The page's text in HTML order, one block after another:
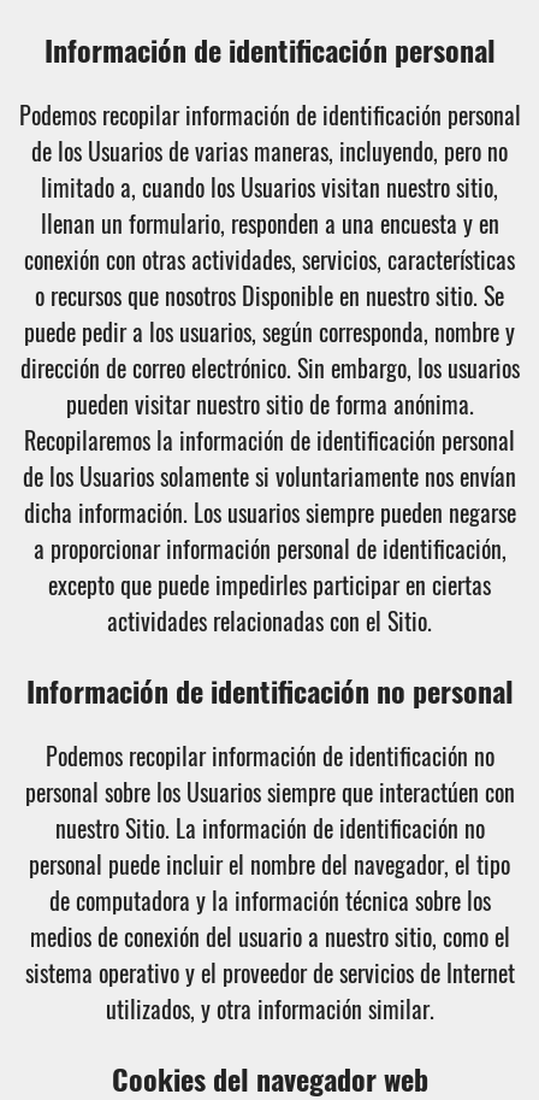
Información de identificación personal
Podemos recopilar información de identificación personal
de los Usuarios de varias maneras, incluyendo, pero no
limitado a, cuando los Usuarios visitan nuestro sitio,
llenan un formulario, responden a una encuesta y en
conexión con otras actividades, servicios, características
o recursos que nosotros Disponible en nuestro sitio. Se
puede pedir a los usuarios, según corresponda, nombre y
dirección de correo electrónico. Sin embargo, los usuarios
pueden visitar nuestro sitio de forma anónima.
Recopilaremos la información de identificación personal
de los Usuarios solamente si voluntariamente nos envían
dicha información. Los usuarios siempre pueden negarse
a proporcionar información personal de identificación,
excepto que puede impedirles participar en ciertas
actividades relacionadas con el Sitio.
Información de identificación no personal
Podemos recopilar información de identificación no
personal sobre los Usuarios siempre que interactúen con
nuestro Sitio. La información de identificación no
personal puede incluir el nombre del navegador, el tipo
de computadora y la información técnica sobre los
medios de conexión del usuario a nuestro sitio, como el
sistema operativo y el proveedor de servicios de Internet
utilizados, y otra información similar.
Cookies del navegador web